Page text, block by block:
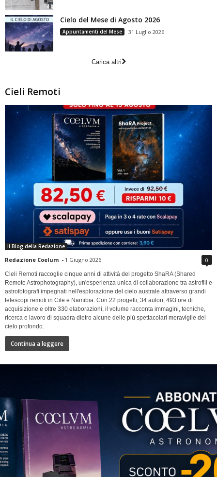
Cielo del Mese di Agosto 2026
Appuntamenti del Mese 31 Luglio 2026
Carica altri
Cieli Remoti
Il Blog della Redazione
Redazione Coelum - 1 Giugno 2026 0
Cieli Remoti raccoglie cinque anni di attività del progetto ShaRA (Shared
Remote Astrophotography), un'esperienza unica di collaborazione tra astrofili e
astrofotografi impegnati nell'esplorazione del cielo australe attraverso grandi
telescopi remoti in Cile e Namibia. Con 22 progetti, 34 autori, 493 ore di
acquisizione e oltre 330 elaborazioni, il volume racconta immagini, tecniche,
ricerca e lavoro di squadra dietro alcune delle più spettacolari meraviglie del
cielo profondo.
Continua a leggere